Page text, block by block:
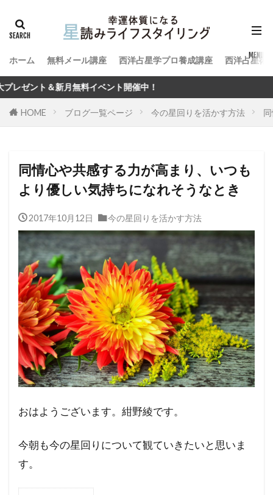
ホーム 無料メール講座 西洋占星学プロ養成講座 西洋占星術
ベント開催中！
HOME ブログ一覧ページ 今の星回りを活かす方法
同情心や共感する力が高まり、いつも
より優しい気持ちになれそうなとき
2017年10月12日 今の星回りを活かす方法
おはようございます。紺野綾です。
今朝も今の星回りについて観ていきたいと思いま
す。